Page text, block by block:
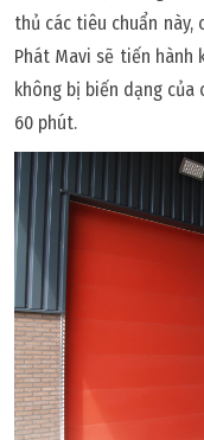
thủ các tiêu chuẩn này,
Phát Mavi sẽ tiến hành
không bị biến dạng của
60 phút.